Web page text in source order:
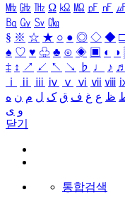
㎒ ㎓ ㎔ Ω ㏀ ㏁ ㎊ ㎋
㏃ ㏉ ㏜ ㏆
§ ※ ☆ ★ ○ ● ◎ ◇ ◆ □
♠ ♡ ♥ ♧ ♣ ⊙ ◈ ▣ ◐ ◑
‡ ↕ ↗ ↙ ↖ ↘ ♭ ♩ ♪ ♬
ⅰ
ⅱ ⅲ ⅳ ⅴ ⅵ ⅶ ⅷ
ظ ع غ ف ق ک ل م ن ه
و ی
닫기
통합검색